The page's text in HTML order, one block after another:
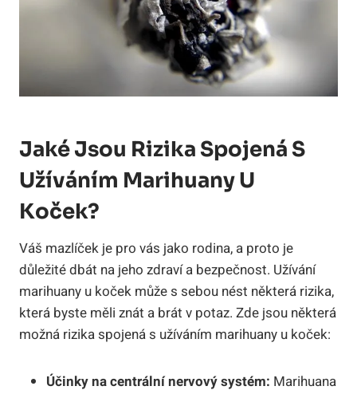
Jaké Jsou Rizika Spojená S
Užíváním Marihuany U
Koček?
Váš mazlíček je pro vás jako rodina, a proto je
důležité dbát na jeho zdraví a bezpečnost. Užívání
marihuany u koček může s sebou nést některá rizika,
která byste měli znát a brát v potaz. Zde jsou některá
možná rizika spojená s užíváním marihuany u koček:
Účinky na centrální nervový systém: Marihuana